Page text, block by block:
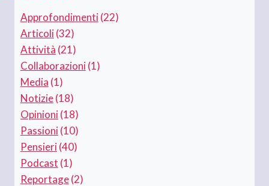
Approfondimenti(22)
Articoli(32)
Attività (21)
Collaborazioni(1)
Media (1)
Notizie(18)
Opinioni(18)
Passioni(10)
Pensieri(40)
Podcast (1)
Reportage(2)